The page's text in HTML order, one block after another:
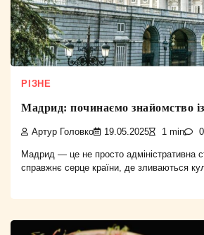
РІЗНЕ
Мадрид: починаємо знайомство із
Артур Головко 19.05.2025 1 min 0
Мадрид — це не просто адміністративна
справжнє серце країни, де зливаються